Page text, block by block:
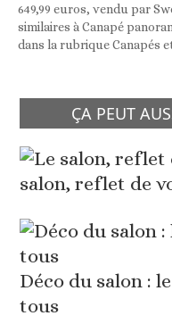
649,99 euros, vendu par
similaires à Canapé
dans la rubrique Canapés
ÇA PEUT
salon, reflet de
Déco du salon :
tous